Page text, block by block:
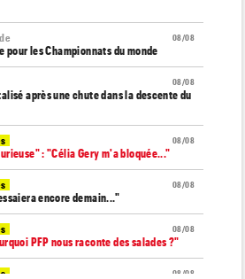
08/08
les Championnats du monde
08/08
après une chute dans la descente du
08/08
: "Célia Gery m'a bloquée..."
08/08
encore demain..."
08/08
PFP nous raconte des salades ?"
08/08